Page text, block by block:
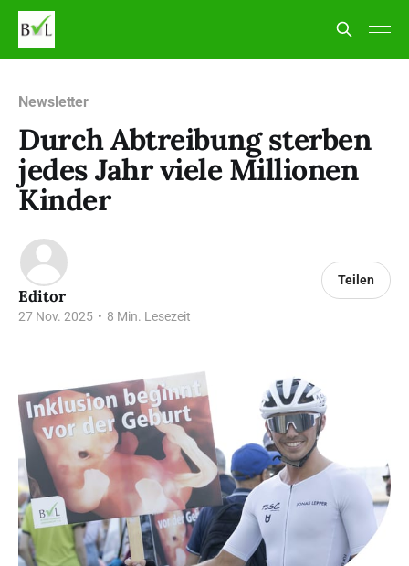
Newsletter
Durch Abtreibung sterben
jedes Jahr viele Millionen
Kinder
Editor
27 Nov. 2025 • 8 Min. Lesezeit
Teilen